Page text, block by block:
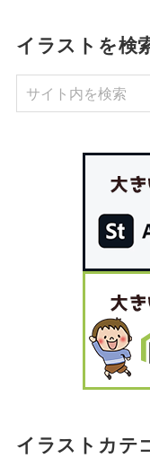
イラストを検
イラストカテ